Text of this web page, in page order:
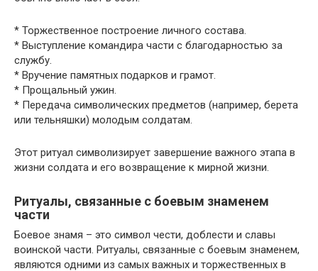
* Торжественное построение личного состава.
* Выступление командира части с благодарностью за
службу.
* Вручение памятных подарков и грамот.
* Прощальный ужин.
* Передача символических предметов (например, берета
или тельняшки) молодым солдатам.
Этот ритуал символизирует завершение важного этапа в
жизни солдата и его возвращение к мирной жизни.
Ритуалы, связанные с боевым знаменем
части
Боевое знамя – это символ чести, доблести и славы
воинской части. Ритуалы, связанные с боевым знаменем,
являются одними из самых важных и торжественных в